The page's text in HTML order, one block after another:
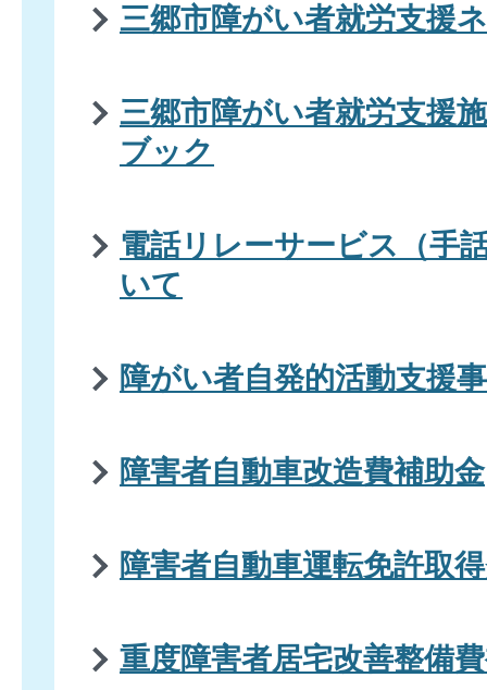
三郷市障がい者就労支援
三郷市障がい者就労支援
ブック
電話リレーサービス（手
いて
障がい者自発的活動支援
障害者自動車改造費補助金
障害者自動車運転免許取
重度障害者居宅改善整備